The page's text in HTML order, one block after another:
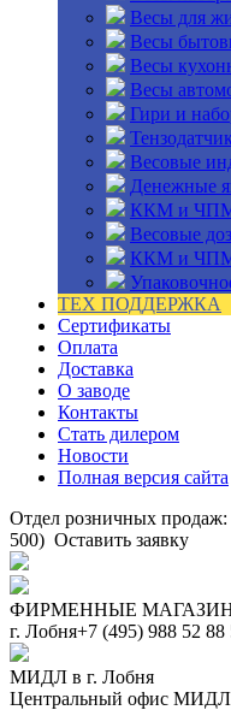
Весы для
Весы
Весы
Весы
Гири и
Весовые
Денежные
ККМ и
Весовые
ККМ и
ТЕХ ПОДДЕРЖКА
Сертификаты
Оплата
Доставка
О заводе
Контакты
Стать дилером
Новости
Полная версия сайта
Отдел розничных продаж:
500) Оставить заявку
ФИРМЕННЫЕ
г. Лобня+7 (495) 988 52 88
МИДЛ в г. Лобня
Центральный офис МИДЛ